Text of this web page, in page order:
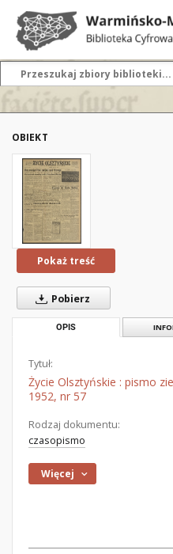
OBIEKT
Pokaż treść
Pobierz
OPIS
Tytuł:
Życie Olsztyńskie : pismo
1952, nr 57
Rodzaj dokumentu:
czasopismo
Więcej